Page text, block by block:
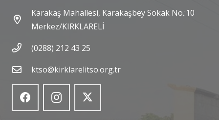
Karakaş Mahallesi, Karakaşbey Sokak No.:10
Merkez/KIRKLARELİ
(0288) 212 43 25
ktso@kirklarelitso.org.tr